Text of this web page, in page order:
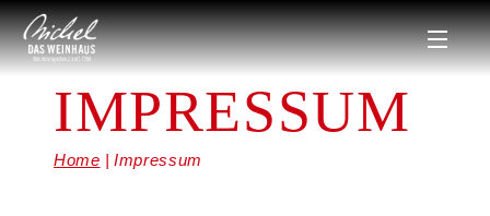
IMPRESSUM
Home Impressum